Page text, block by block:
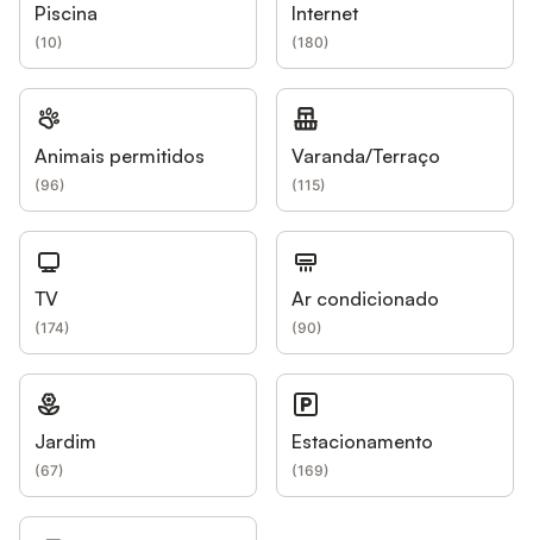
Piscina
(10)
Internet
(180)
Animais permitidos
(96)
Varanda/Terraço
(115)
TV
(174)
Ar condicionado
(90)
Jardim
(67)
Estacionamento
(169)